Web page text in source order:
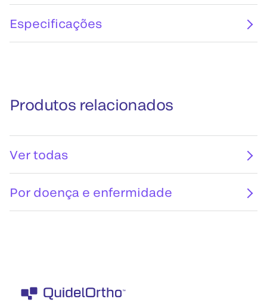
Especificações
Produtos relacionados
Ver todas
Por doença e enfermidade